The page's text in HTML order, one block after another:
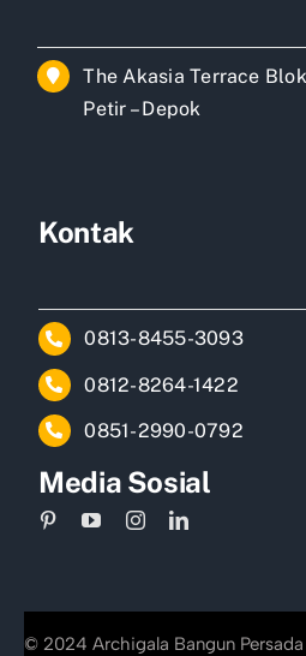
The Akasia Terrace
Petir – Depok
Kontak
0813-8455-3093
0812-8264-1422
0851-2990-0792
Media Sosial
© 2024 Archigala Bangun